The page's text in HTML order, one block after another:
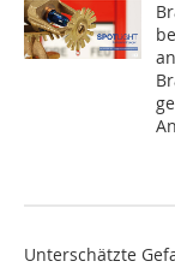
Unterschätzte